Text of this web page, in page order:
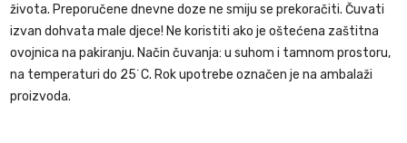
života. Preporučene dnevne doze ne smiju se prekoračiti. Čuvati
izvan dohvata male djece! Ne koristiti ako je oštećena zaštitna
ovojnica na pakiranju. Način čuvanja: u suhom i tamnom prostoru,
na temperaturi do 25˙C. Rok upotrebe označen je na ambalaži
proizvoda.